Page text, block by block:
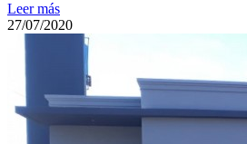
Leer más
27/07/2020